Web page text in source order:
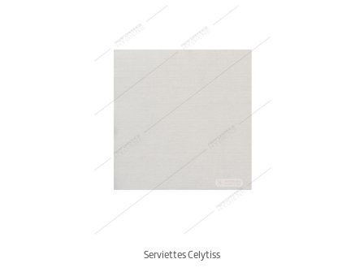
Serviettes Celytiss